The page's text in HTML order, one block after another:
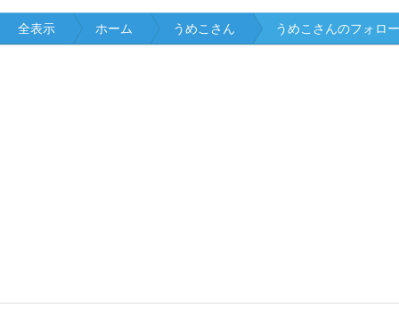
全表示 ホーム うめこさん うめこさんのフォロー